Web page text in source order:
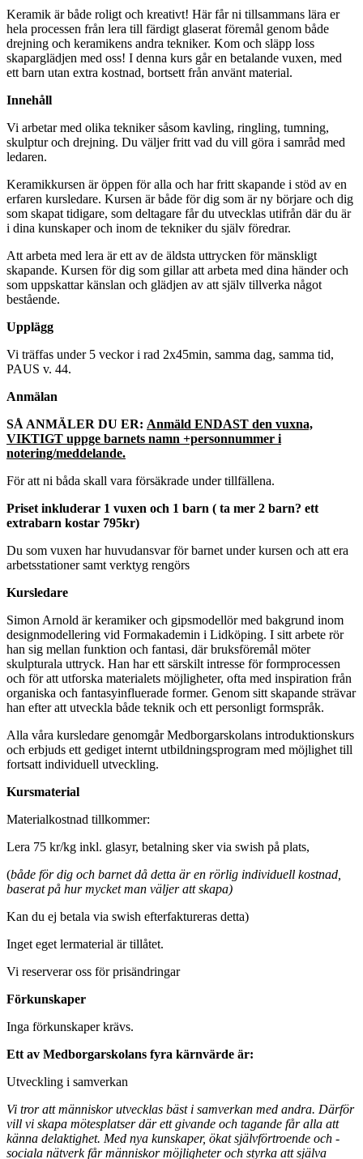
Keramik är både roligt och kreativt! Här får ni tillsammans lära er
hela processen från lera till färdigt glaserat föremål genom både
drejning och keramikens andra tekniker. Kom och släpp loss
skaparglädjen med oss! I denna kurs går en betalande vuxen, med
ett barn utan extra kostnad, bortsett från använt material.
Innehåll
Vi arbetar med olika tekniker såsom kavling, ringling, tumning,
skulptur och drejning. Du väljer fritt vad du vill göra i samråd med
ledaren.
Keramikkursen är öppen för alla och har fritt skapande i stöd av en
erfaren kursledare. Kursen är både för dig som är ny börjare och dig
som skapat tidigare, som deltagare får du utvecklas utifrån där du är
i dina kunskaper och inom de tekniker du själv föredrar.
Att arbeta med lera är ett av de äldsta uttrycken för mänskligt
skapande. Kursen för dig som gillar att arbeta med dina händer och
som uppskattar känslan och glädjen av att själv tillverka något
bestående.
Upplägg
Vi träffas under 5 veckor i rad 2x45min, samma dag, samma tid,
PAUS v. 44.
Anmälan
SÅ ANMÄLER DU ER: Anmäld ENDAST den vuxna,
VIKTIGT uppge barnets namn +personnummer i
notering/meddelande.
För att ni båda skall vara försäkrade under tillfällena.
Priset inkluderar 1 vuxen och 1 barn ( ta mer 2 barn? ett
extrabarn kostar 795kr)
Du som vuxen har huvudansvar för barnet under kursen och att era
arbetsstationer samt verktyg rengörs
Kursledare
Simon Arnold är keramiker och gipsmodellör med bakgrund inom
designmodellering vid Formakademin i Lidköping. I sitt arbete rör
han sig mellan funktion och fantasi, där bruksföremål möter
skulpturala uttryck. Han har ett särskilt intresse för formprocessen
och för att utforska materialets möjligheter, ofta med inspiration från
organiska och fantasyinfluerade former. Genom sitt skapande strävar
han efter att utveckla både teknik och ett personligt formspråk.
Alla våra kursledare genomgår Medborgarskolans introduktionskurs
och erbjuds ett gediget internt utbildningsprogram med möjlighet till
fortsatt individuell utveckling.
Kursmaterial
Materialkostnad tillkommer:
Lera 75 kr/kg inkl. glasyr, betalning sker via swish på plats,
(både för dig och barnet då detta är en rörlig individuell kostnad,
baserat på hur mycket man väljer att skapa)
Kan du ej betala via swish efterfaktureras detta)
Inget eget lermaterial är tillåtet.
Vi reserverar oss för prisändringar
Förkunskaper
Inga förkunskaper krävs.
Ett av Medborgarskolans fyra kärnvärde är:
Utveckling i samverkan
Vi tror att människor utvecklas bäst i samverkan med andra. Därför
vill vi skapa mötesplatser där ett givande och tagande får alla att
känna delaktighet. Med nya kunskaper, ökat självförtroende och ­
sociala nätverk får människor möjligheter och styrka att själva